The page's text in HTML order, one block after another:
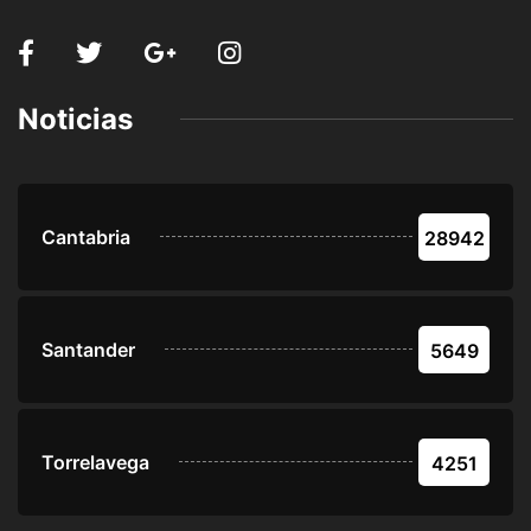
Noticias
Cantabria 28942
Santander 5649
Torrelavega 4251